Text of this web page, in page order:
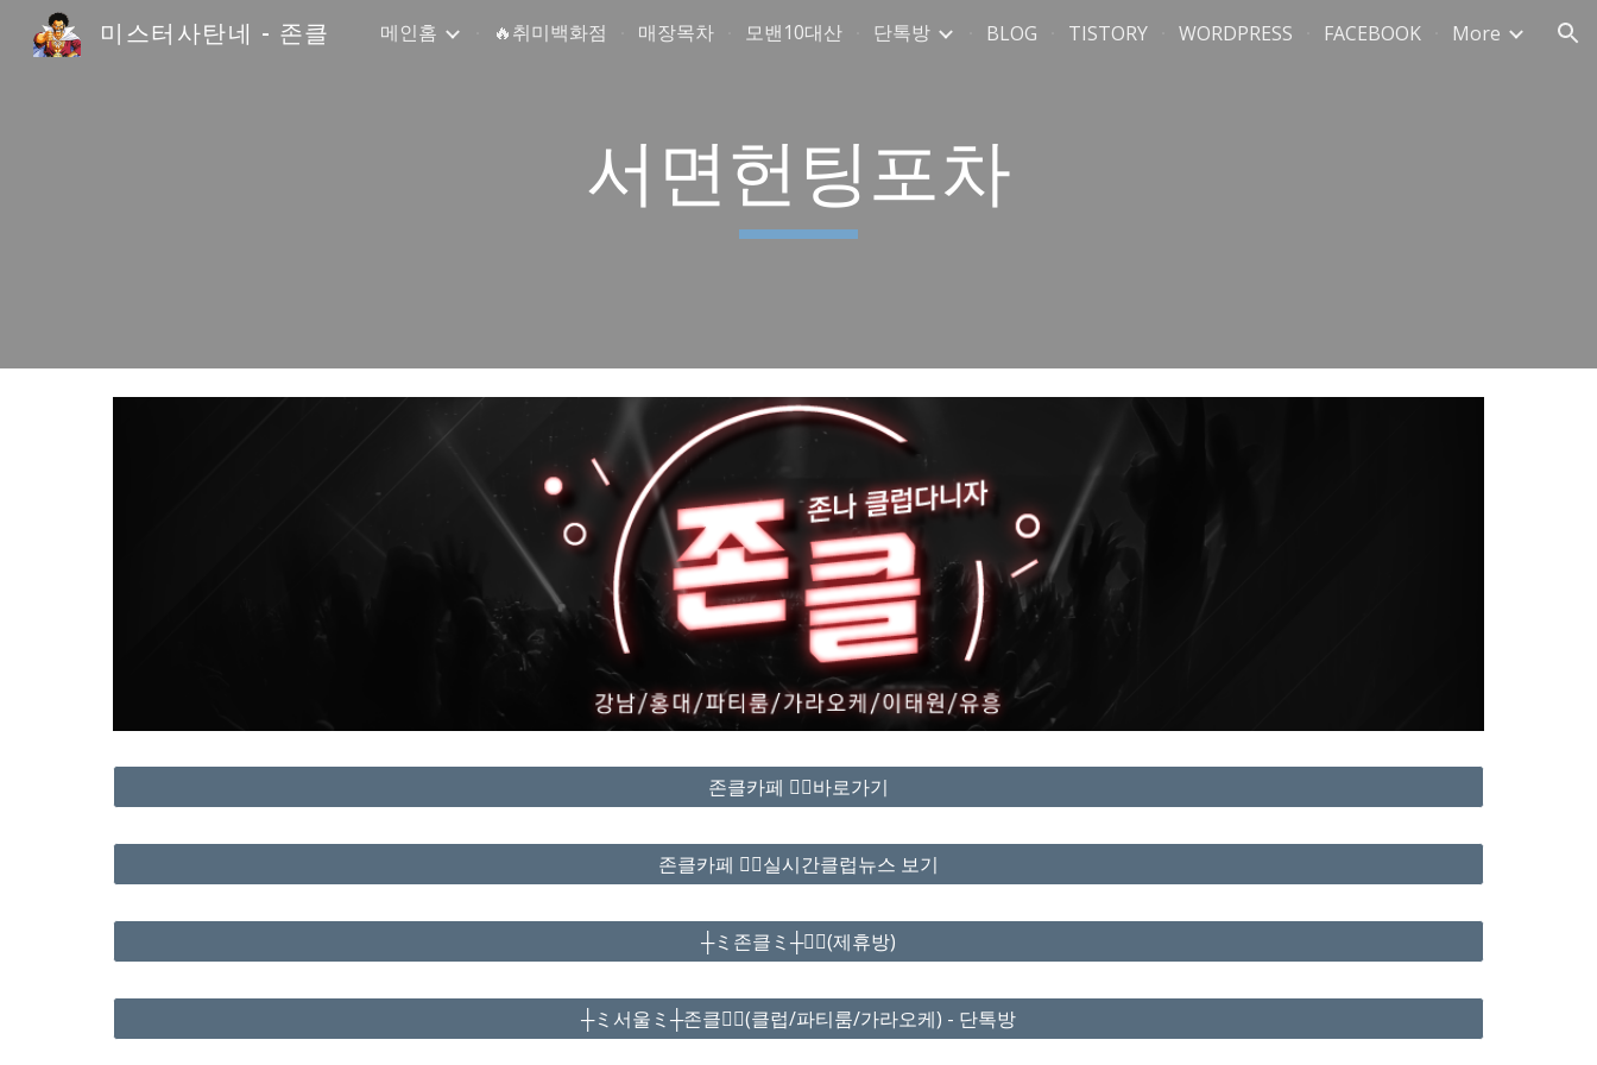
Skip to main content Skip to navigation
미스터사탄네 - 존클 메인홈 🔥취미백화점 매장목차 모밴10대산 단톡방 BLOG TISTORY WORDPRESS FACEBOOK More
서면헌팅포차
존클카페 ❤️‍🔥바로가기
존클카페 ❤️‍🔥실시간클럽뉴스 보기
┼ミ존클ミ┼❤️‍🔥(제휴방)
┼ミ서울ミ┼존클❤️‍🔥(클럽/파티룸/가라오케) - 단톡방